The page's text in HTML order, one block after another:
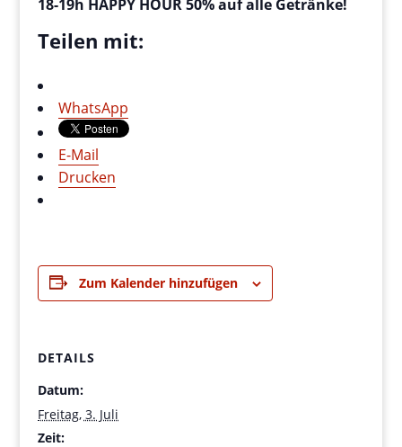
18-19h HAPPY HOUR 50% auf alle Getränke!
Teilen mit:
WhatsApp
E-Mail
Drucken
Zum Kalender hinzufügen
DETAILS
Datum:
Freitag, 3. Juli
Zeit: